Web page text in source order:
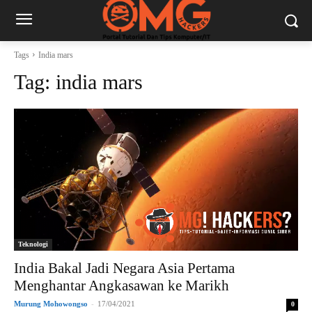
Tags India mars
Tag: india mars
Teknologi
India Bakal Jadi Negara Asia Pertama
Menghantar Angkasawan ke Marikh
Murung Mohowongso - 17/04/2021 0